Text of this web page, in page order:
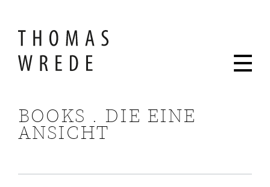
BOOKS . DIE EINE
ANSICHT